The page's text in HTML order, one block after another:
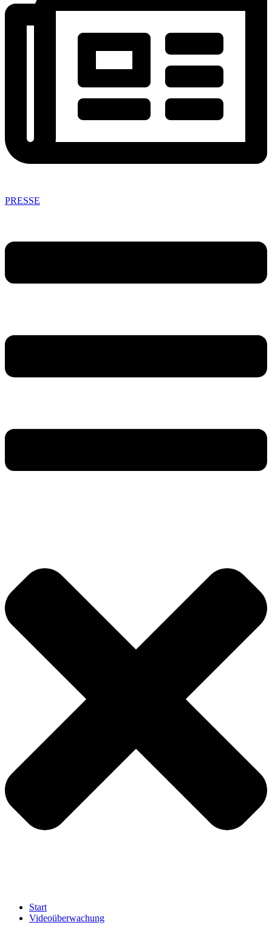
PRESSE
Start
Videoüberwachung